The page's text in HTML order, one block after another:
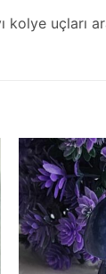
uçları